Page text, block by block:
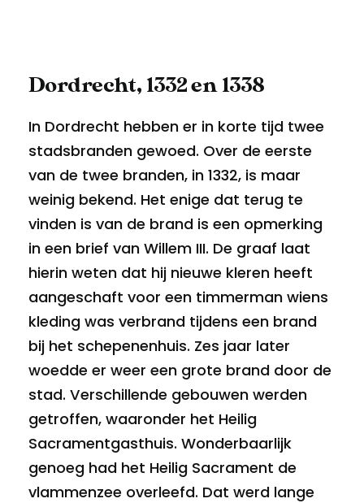
Dordrecht, 1332 en 1338
In Dordrecht hebben er in korte tijd twee
stadsbranden gewoed. Over de eerste
van de twee branden, in 1332, is maar
weinig bekend. Het enige dat terug te
vinden is van de brand is een opmerking
in een brief van Willem III. De graaf laat
hierin weten dat hij nieuwe kleren heeft
aangeschaft voor een timmerman wiens
kleding was verbrand tijdens een brand
bij het schepenenhuis. Zes jaar later
woedde er weer een grote brand door de
stad. Verschillende gebouwen werden
getroffen, waaronder het Heilig
Sacramentgasthuis. Wonderbaarlijk
genoeg had het Heilig Sacrament de
vlammenzee overleefd. Dat werd lange